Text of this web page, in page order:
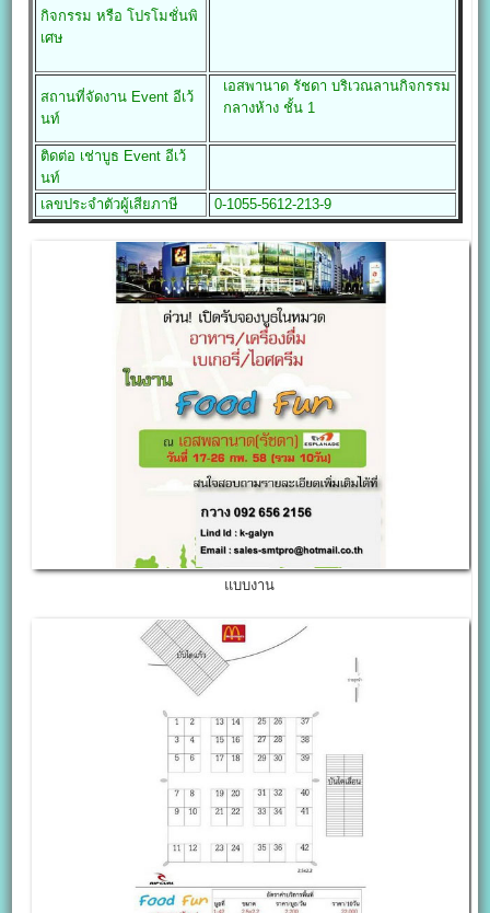
กิจกรรม หรือ โปรโมชั่นพิ
เศษ
สถานที่จัดงาน Event อีเว้
นท์
เอสพานาด รัชดา บริเวณลานกิจกรรม
กลางห้าง ชั้น 1
ติดต่อ เช่าบูธ Event อีเว้
นท์
เลขประจำตัวผู้เสียภาษี
0-1055-5612-213-9
แบบงาน